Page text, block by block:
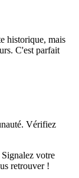
historique, mais
C'est parfait
Vérifiez
Signalez votre
retrouver !